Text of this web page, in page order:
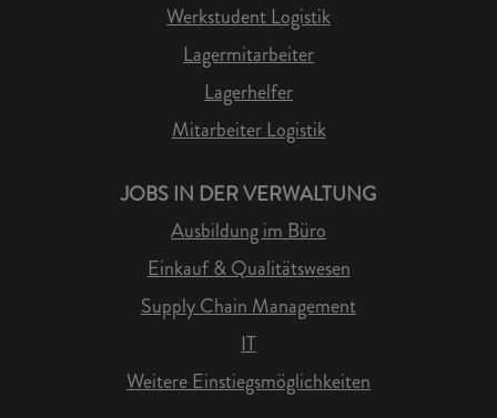
Werkstudent Logistik
Lagermitarbeiter
Lagerhelfer
Mitarbeiter Logistik
JOBS IN DER VERWALTUNG
Ausbildung im Büro
Einkauf & Qualitätswesen
Supply Chain Management
IT
Weitere Einstiegsmöglichkeiten